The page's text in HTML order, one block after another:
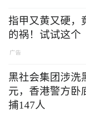
指甲又黄又硬，
的祸！试试这个
黑社会集团涉洗
元，香港警方卧
捕147人